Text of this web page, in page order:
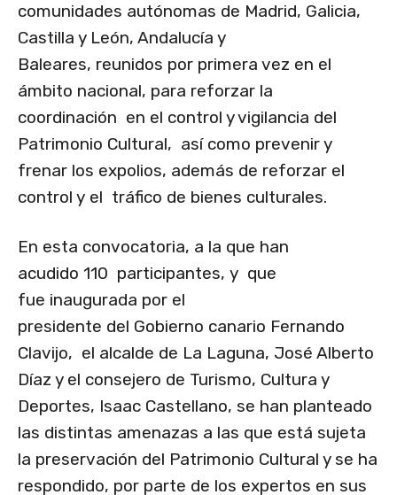
comunidades autónomas de Madrid, Galicia,
Castilla y León, Andalucía y
Baleares, reunidos por primera vez en el
ámbito nacional, para reforzar la
coordinación en el control y vigilancia del
Patrimonio Cultural, así como prevenir y
frenar los expolios, además de reforzar el
control y el tráfico de bienes culturales.
En esta convocatoria, a la que han
acudido 110 participantes, y que
fue inaugurada por el
presidente del Gobierno canario Fernando
Clavijo, el alcalde de La Laguna, José Alberto
Díaz y el consejero de Turismo, Cultura y
Deportes, Isaac Castellano, se han planteado
las distintas amenazas a las que está sujeta
la preservación del Patrimonio Cultural y se ha
respondido, por parte de los expertos en sus